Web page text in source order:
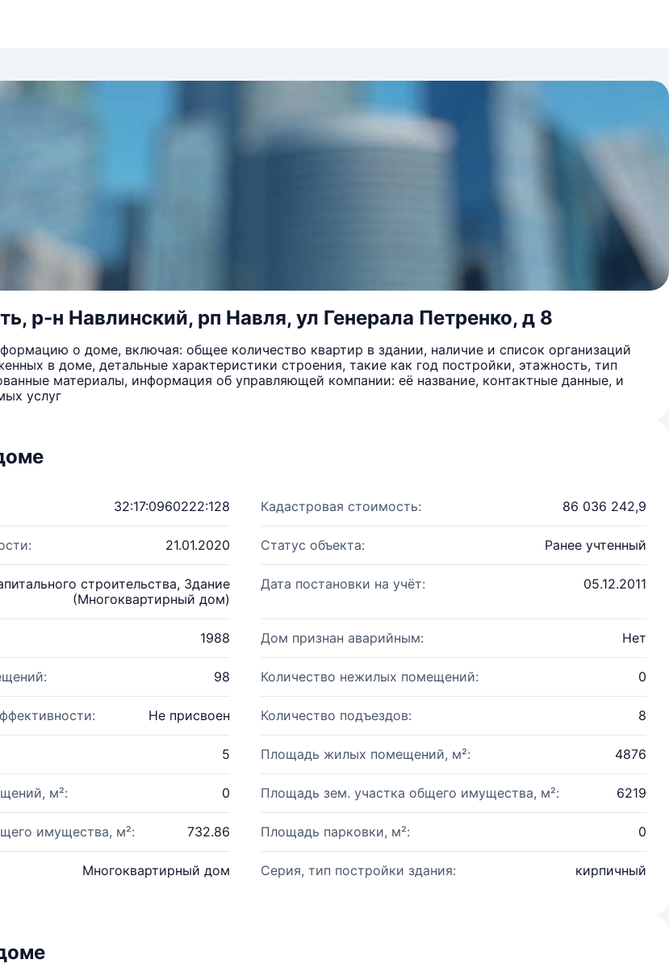
р-н Навлинский, рп Навля, ул Генерала Петренко, д 8
о доме, включая: общее количество квартир в здании, наличие и список организаций
в доме, детальные характеристики строения, такие как год постройки, этажность, тип
материалы, информация об управляющей компании: её название, контактные данные, и
услуг
32:17:0960222:128 Кадастровая стоимость: 86 036 242,9
21.01.2020 Статус объекта: Ранее учтенный
строительства, Здание
(Многоквартирный дом)
Дата постановки на учёт: 05.12.2011
1988 Дом признан аварийным: Нет
98 Количество нежилых помещений: 0
Не присвоен Количество подъездов: 8
5 Площадь жилых помещений, м²: 4876
м²: 0 Площадь зем. участка общего имущества, м²: 6219
имущества, м²: 732.86 Площадь парковки, м²: 0
Многоквартирный дом Серия, тип постройки здания: кирпичный